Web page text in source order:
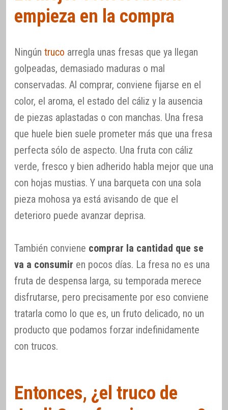
empieza en la compra
Ningún truco arregla unas fresas que ya llegan
golpeadas, demasiado maduras o mal
conservadas. Al comprar, conviene fijarse en el
color, el aroma, el estado del cáliz y la ausencia
de piezas aplastadas o con manchas. Una fresa
que huele bien suele prometer más que una fresa
perfecta sólo de aspecto. Una fruta con cáliz
verde, fresco y bien adherido habla mejor que una
con hojas mustias. Y una barqueta con una sola
pieza mohosa ya está avisando de que el
deterioro puede avanzar deprisa.
También conviene comprar la cantidad que se
va a consumir en pocos días. La fresa no es una
fruta de despensa larga, su temporada merece
disfrutarse, pero precisamente por eso conviene
tratarla como lo que es, un fruto delicado, no un
producto que podamos forzar indefinidamente
con trucos.
Entonces, ¿el truco de